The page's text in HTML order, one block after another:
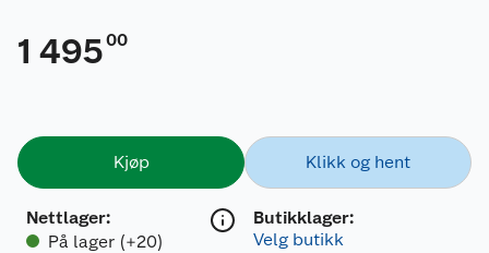
1 49500
Kjøp
Nettlager:
På lager (+20)
Klikk og hent
Butikklager:
Velg butikk